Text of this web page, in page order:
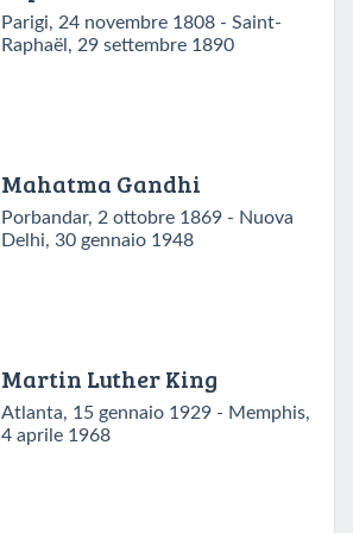
Parigi, 24 novembre 1808 - Saint-
Raphaël, 29 settembre 1890
Mahatma Gandhi
Porbandar, 2 ottobre 1869 - Nuova
Delhi, 30 gennaio 1948
Martin Luther King
Atlanta, 15 gennaio 1929 - Memphis,
4 aprile 1968